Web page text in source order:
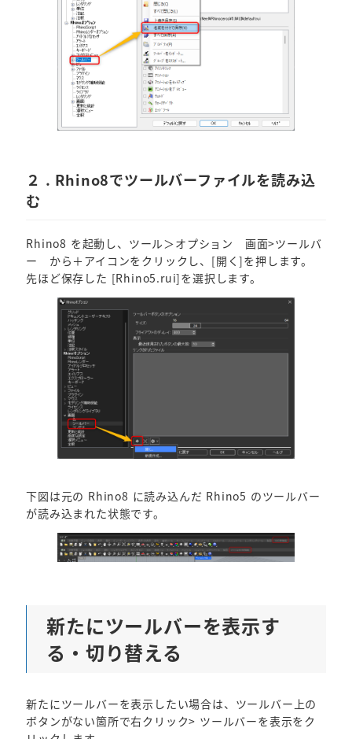
２ . Rhino8でツールバーファイルを読み込
む
Rhino8 を起動し、ツール＞オプション 画面>ツールバ
ー から＋アイコンをクリックし、[開く]を押します。
先ほど保存した [Rhino5.rui]を選択します。
下図は元の Rhino8 に読み込んだ Rhino5 のツールバー
が読み込まれた状態です。
新たにツールバーを表示す
る・切り替える
新たにツールバーを表示したい場合は、ツールバー上の
ボタンがない箇所で右クリック> ツールバーを表示をク